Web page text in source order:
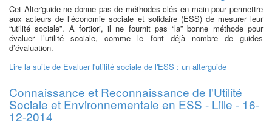
Cet Alter'guide ne donne pas de méthodes clés en main pour permettre
aux acteurs de l’économie sociale et solidaire (ESS) de mesurer leur
“utilité sociale”. A fortiori, il ne fournit pas “la” bonne méthode pour
évaluer l’utilité sociale, comme le font déjà nombre de guides
d’évaluation.
Lire la suite de Evaluer l'utilité sociale de l'ESS : un alterguide
Connaissance et Reconnaissance de l'Utilité
Sociale et Environnementale en ESS - Lille - 16-
12-2014